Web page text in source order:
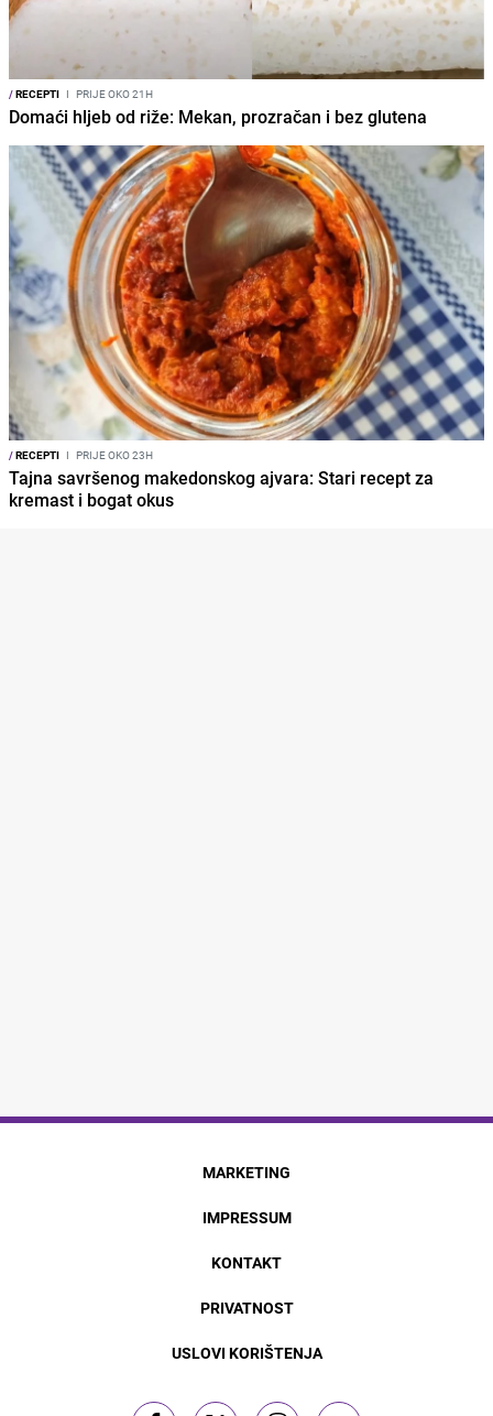
/RECEPTI I PRIJE OKO 21H
Domaći hljeb od riže: Mekan, prozračan i bez glutena
/RECEPTI I PRIJE OKO 23H
Tajna savršenog makedonskog ajvara: Stari recept za
kremast i bogat okus
MARKETING
IMPRESSUM
KONTAKT
PRIVATNOST
USLOVI KORIŠTENJA